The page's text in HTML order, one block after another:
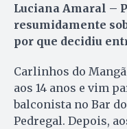
Luciana Amaral –
resumidamente
por que decidiu
Carlinhos do
aos 14 anos e vim
balconista no Bar
Pedregal. Depois,